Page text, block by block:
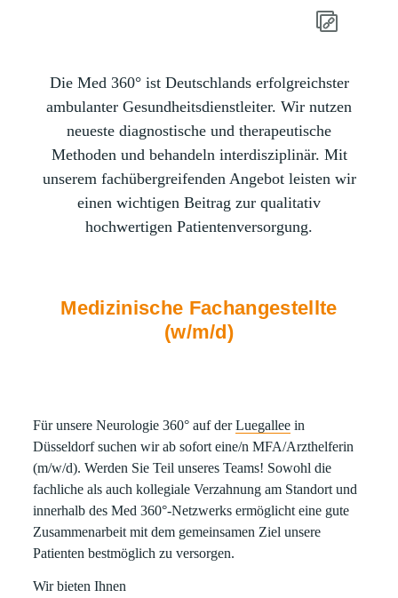
Die Med 360° ist Deutschlands erfolgreichster
ambulanter Gesundheitsdienstleiter. Wir nutzen
neueste diagnostische und therapeutische
Methoden und behandeln interdisziplinär. Mit
unserem fachübergreifenden Angebot leisten wir
einen wichtigen Beitrag zur qualitativ
hochwertigen Patientenversorgung.
Medizinische Fachangestellte
(w/m/d)
Für unsere Neurologie 360° auf derLuegallee in
Düsseldorf suchen wir ab sofort eine/n MFA/Arzthelferin
(m/w/d). Werden Sie Teil unseres Teams! Sowohl die
fachliche als auch kollegiale Verzahnung am Standort und
innerhalb des Med 360°-Netzwerks ermöglicht eine gute
Zusammenarbeit mit dem gemeinsamen Ziel unsere
Patienten bestmöglich zu versorgen.
Wir bieten Ihnen